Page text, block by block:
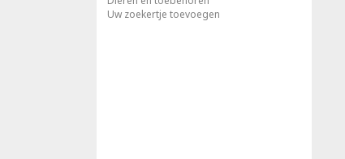
Uw zoekertje toevoegen